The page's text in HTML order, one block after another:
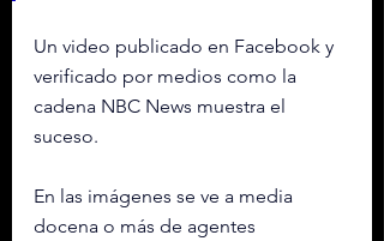
Un video publicado en Facebook y
verificado por medios como la
cadena NBC News muestra el
suceso.
En las imágenes se ve a media
docena o más de agentes